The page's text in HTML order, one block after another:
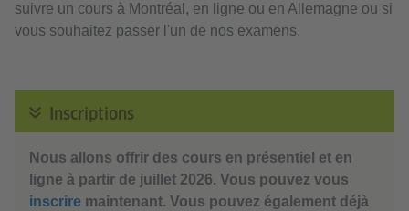
suivre un cours à Montréal, en ligne ou en Allemagne ou si
vous souhaitez passer l'un de nos examens.
Inscriptions
Nous allons offrir des cours en présentiel et en
ligne à partir de juillet 2026. Vous pouvez vous
inscrire maintenant. Vous pouvez également déjà